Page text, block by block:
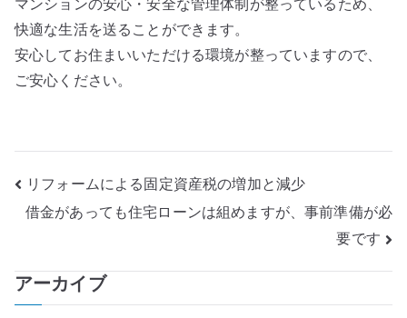
マンションの安心・安全な管理体制が整っているため、
快適な生活を送ることができます。
安心してお住まいいただける環境が整っていますので、
ご安心ください。
投
稿
ナ
ビ
リフォームによる固定資産税の増加と減少
借金があっても住宅ローンは組めますが、事前準備が必
要です
アーカイブ